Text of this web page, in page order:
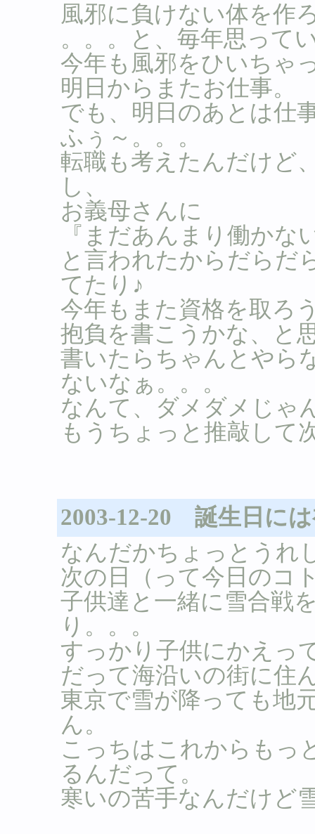
風邪に負けない体を作
。。。と、毎年思って
今年も風邪をひいちゃ
明日からまたお仕事。
でも、明日のあとは仕
ふぅ～。。。
転職も考えたんだけど
し、
お義母さんに
『まだあんまり働かな
と言われたからだらだ
てたり♪
今年もまた資格を取ろ
抱負を書こうかな、と
書いたらちゃんとやら
ないなぁ。。。
なんて、ダメダメじゃ
もうちょっと推敲して
2003-12-20 誕生日に
なんだかちょっとうれ
次の日（って今日のコ
子供達と一緒に雪合戦
り。。。
すっかり子供にかえっ
だって海沿いの街に住
東京で雪が降っても地
ん。
こっちはこれからもっ
るんだって。
寒いの苦手なんだけど